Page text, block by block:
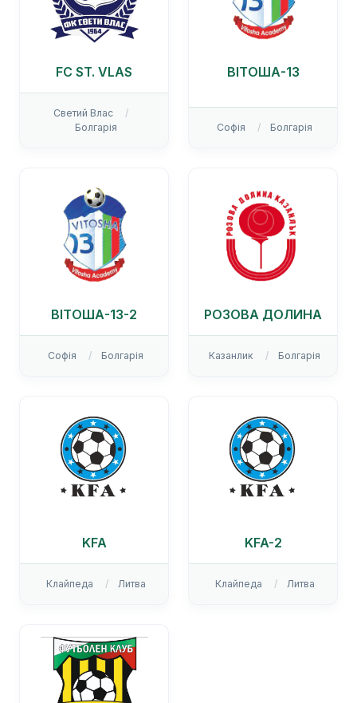
FC ST. VLAS
Светий Влас
Болгарія
ВІТОША-13
Софія Болгарія
ВІТОША-13-2
Софія Болгарія
РОЗОВА ДОЛИНА
Казанлик Болгарія
KFA
Клайпеда Литва
KFA-2
Клайпеда Литва